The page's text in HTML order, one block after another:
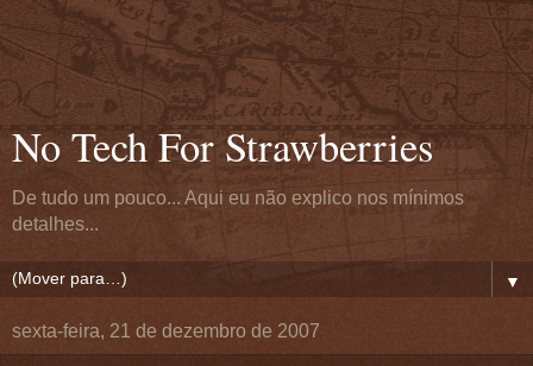
No Tech For Strawberries
De tudo um pouco... Aqui eu não explico nos mínimos
detalhes...
▼
sexta-feira, 21 de dezembro de 2007